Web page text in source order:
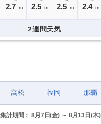
2.7 m 2.5 m 2.5 m 2.4 m
2週間天気
高松 福岡 那覇
集計期間： 8月7日(金) ～ 8月13日(木)